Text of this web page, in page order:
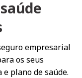
empresarial
os seus
e plano de saúde.